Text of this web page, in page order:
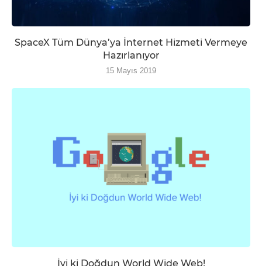
SpaceX Tüm Dünya’ya İnternet Hizmeti Vermeye
Hazırlanıyor
15 Mayıs 2019
İyi ki Doğdun World Wide Web!